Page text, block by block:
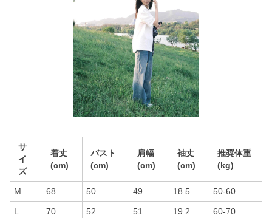
サ
イ
ズ
着丈
(cm)
バスト
(cm)
肩幅
(cm)
袖丈
(cm)
推奨体重
(kg)
M 68 50 49 18.5 50-60
L 70 52 51 19.2 60-70